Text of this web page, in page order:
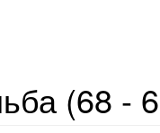
(68 -